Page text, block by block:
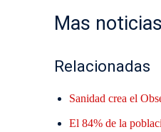
Mas noticias
Relacionadas
Sanidad crea el
El 84% de la